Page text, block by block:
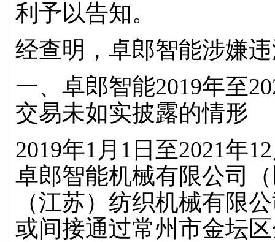
利予以告知。
经查明，卓郎智能涉嫌
一、卓郎智能2019年至
交易未如实披露的情形
2019年1月1日至2021年
卓郎智能机械有限公司
（江苏）纺织机械有限
或间接通过常州市金坛